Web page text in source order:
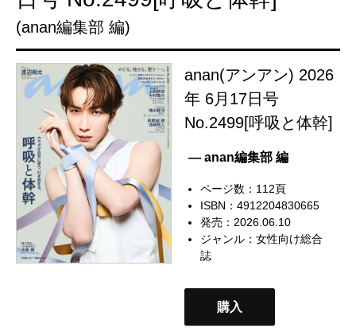
(anan編集部 編)
anan(アンアン) 2026
年 6月17日号
No.2499[呼吸と体幹]
— anan編集部 編
ページ数：112頁
ISBN：4912204830665
発売：2026.06.10
ジャンル：女性向け総合
誌
購入